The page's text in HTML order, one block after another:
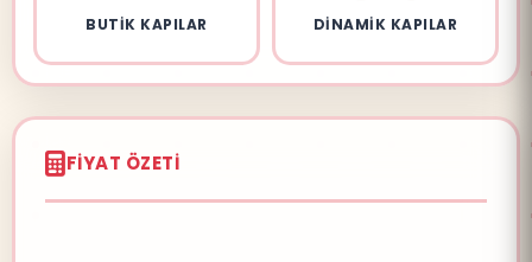
BUTIK KAPILAR DINAMIK KAPILAR
FIYAT ÖZETI